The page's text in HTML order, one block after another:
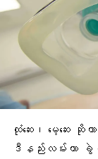
ထုံဆေး၊ မေ့ဆေး ဆို
ဒီနည်းလမ်းဟာ